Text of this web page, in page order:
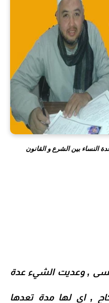
بين الشرع و القانون
, وعديت الشيء عدة
, اي لها مدة تعدها